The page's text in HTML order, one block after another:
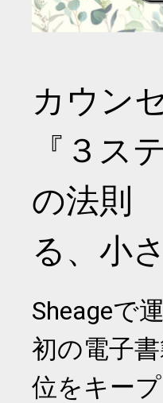
カウン
『３
の法則
る、小
Sheageで
初の電子
位をキー